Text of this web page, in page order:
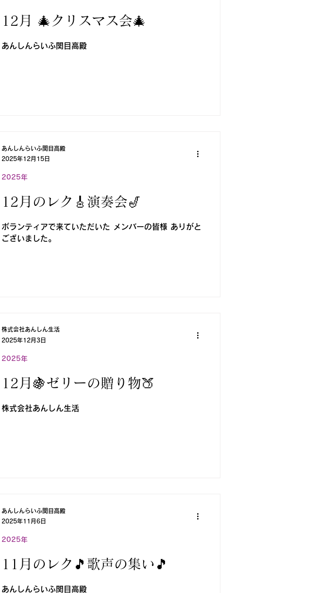
12月 🎄クリスマス会🎄
あんしんらいふ関目高殿
12月のレク🎸演奏会🎷
ボランティアで来ていただいた メンバーの皆様 ありがと
ございました。
2025年
あんしんらいふ関目高殿
2025年12月15日
12月🍇ゼリーの贈り物🍑
株式会社あんしん生活
2025年
株式会社あんしん生活
2025年12月3日
11月のレク🎵歌声の集い🎵
あんしんらいふ関目高殿
2025年
あんしんらいふ関目高殿
2025年11月6日